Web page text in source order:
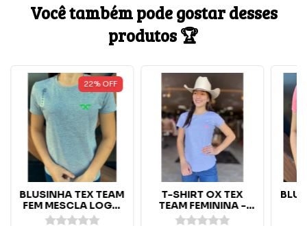
Você também pode gostar desses
produtos 🏆
22% OFF
BLUSINHA TEX TEAM
FEM MESCLA LOGO
VERDE
T-SHIRT OX TEX
TEAM FEMININA -
MESCLA